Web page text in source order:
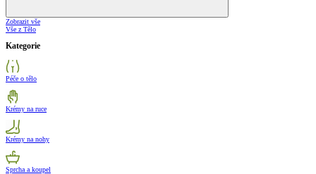
Zobrazit vše
Vše z Tělo
Kategorie
Péče o tělo
Krémy na ruce
Krémy na nohy
Sprcha a koupel